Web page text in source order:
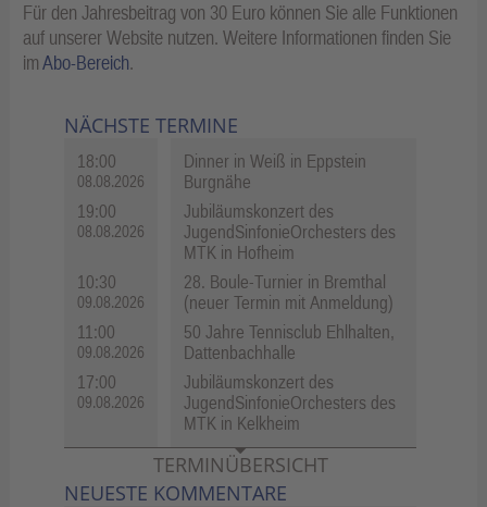
Für den Jahresbeitrag von 30 Euro können Sie alle Funktionen
auf unserer Website nutzen. Weitere Informationen finden Sie
imAbo-Bereich.
NÄCHSTE TERMINE
18:00
08.08.2026
Dinner in Weiß in Eppstein
Burgnähe
19:00
08.08.2026
Jubiläumskonzert des
JugendSinfonieOrchesters des
MTK in Hofheim
10:30
09.08.2026
28. Boule-Turnier in Bremthal
(neuer Termin mit Anmeldung)
11:00
09.08.2026
50 Jahre Tennisclub Ehlhalten,
Dattenbachhalle
17:00
09.08.2026
Jubiläumskonzert des
JugendSinfonieOrchesters des
MTK in Kelkheim
TERMINÜBERSICHT
NEUESTE KOMMENTARE